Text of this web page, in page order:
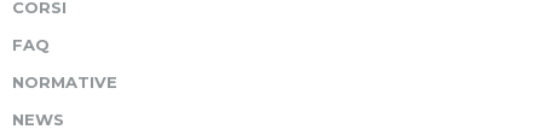
CORSI
FAQ
NORMATIVE
NEWS